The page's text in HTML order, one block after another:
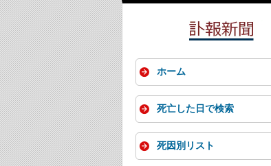
ホーム
死亡した日で検索
死因別リスト